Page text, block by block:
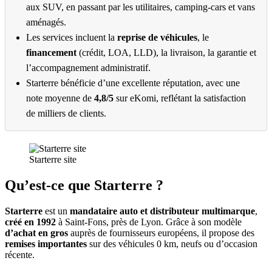
aux SUV, en passant par les utilitaires, camping-cars et vans
aménagés.
Les services incluent la reprise de véhicules, le
financement (crédit, LOA, LLD), la livraison, la garantie et
l’accompagnement administratif.
Starterre bénéficie d’une excellente réputation, avec une
note moyenne de 4,8/5 sur eKomi, reflétant la satisfaction
de milliers de clients.
Starterre site
Qu’est-ce que Starterre ?
Starterre est un mandataire auto et distributeur multimarque,
créé en 1992 à Saint-Fons, près de Lyon. Grâce à son modèle
d’achat en gros auprès de fournisseurs européens, il propose des
remises importantes sur des véhicules 0 km, neufs ou d’occasion
récente.